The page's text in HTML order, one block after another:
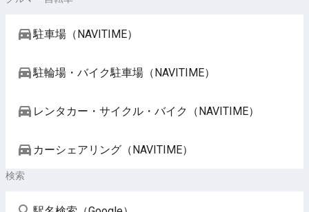
駐車場（NAVITIME）
駐輪場・バイク駐車場（NAVITIME）
レンタカー・サイクル・バイク（NAVITIME）
カーシェアリング（NAVITIME）
検索